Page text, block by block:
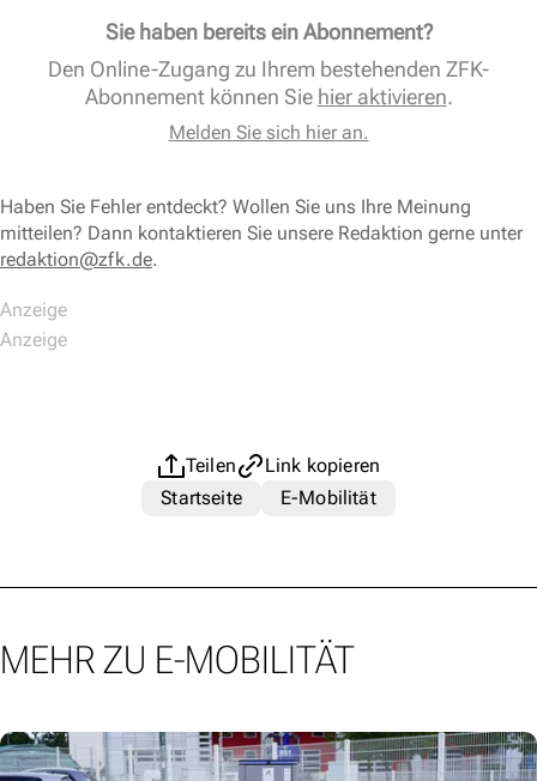
Sie haben bereits ein Abonnement?
Den Online-Zugang zu Ihrem bestehenden ZFK-
Abonnement können Sie hier aktivieren.
Melden Sie sich hier an.
Haben Sie Fehler entdeckt? Wollen Sie uns Ihre Meinung
mitteilen? Dann kontaktieren Sie unsere Redaktion gerne unter
redaktion@zfk.de.
Teilen
Link kopieren
Startseite
E-Mobilität
MEHR ZU E-MOBILITÄT